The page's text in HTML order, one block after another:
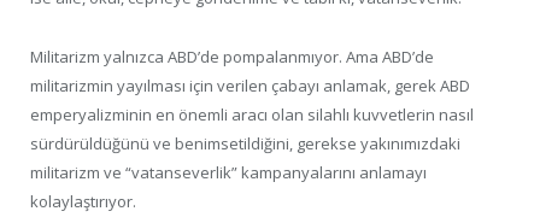
Militarizm yalnızca ABD’de pompalanmıyor. Ama ABD’de
militarizmin yayılması için verilen çabayı anlamak, gerek ABD
emperyalizminin en önemli aracı olan silahlı kuvvetlerin nasıl
sürdürüldüğünü ve benimsetildiğini, gerekse yakınımızdaki
militarizm ve “vatanseverlik” kampanyalarını anlamayı
kolaylaştırıyor.